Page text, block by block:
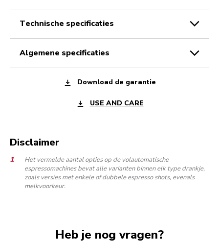
technische specificaties
algemene specificaties
Download de garantie
USE AND CARE
Disclaimer
Het vermelde aantal opties op de volautomatische
espressomachines bevat alle varianten binnen elk type drankje,
zoals versies met enkele of dubbele espresso shots, evenals
melkvoorkeur.
Heb je nog vragen?